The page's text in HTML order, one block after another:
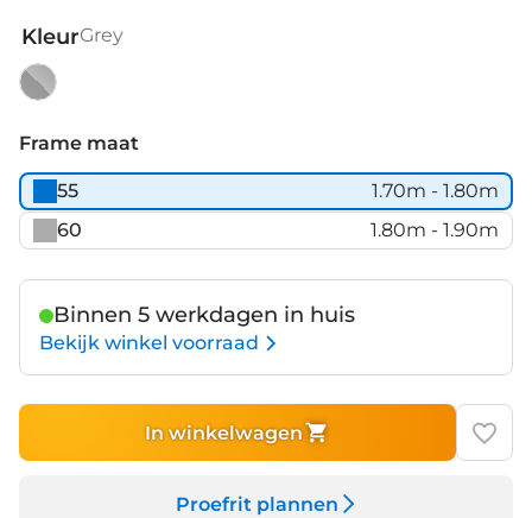
KleurGrey
Frame maat
55
1.70m - 1.80m
60
1.80m - 1.90m
Binnen 5 werkdagen in huis
Bekijk winkel voorraad
In winkelwagen
Proefrit plannen